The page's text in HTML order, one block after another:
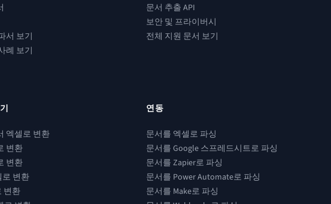
서 보기
례 보기
문서 추출 API
보안 및 프라이버시
전체 지원 문서 보기
엑셀로 변환
변환
변환
로 변환
변환
연동
문서를 엑셀로 파싱
문서를 Google 스프레드시트로 파싱
문서를 Zapier로 파싱
문서를 Power Automate로 파싱
문서를 Make로 파싱